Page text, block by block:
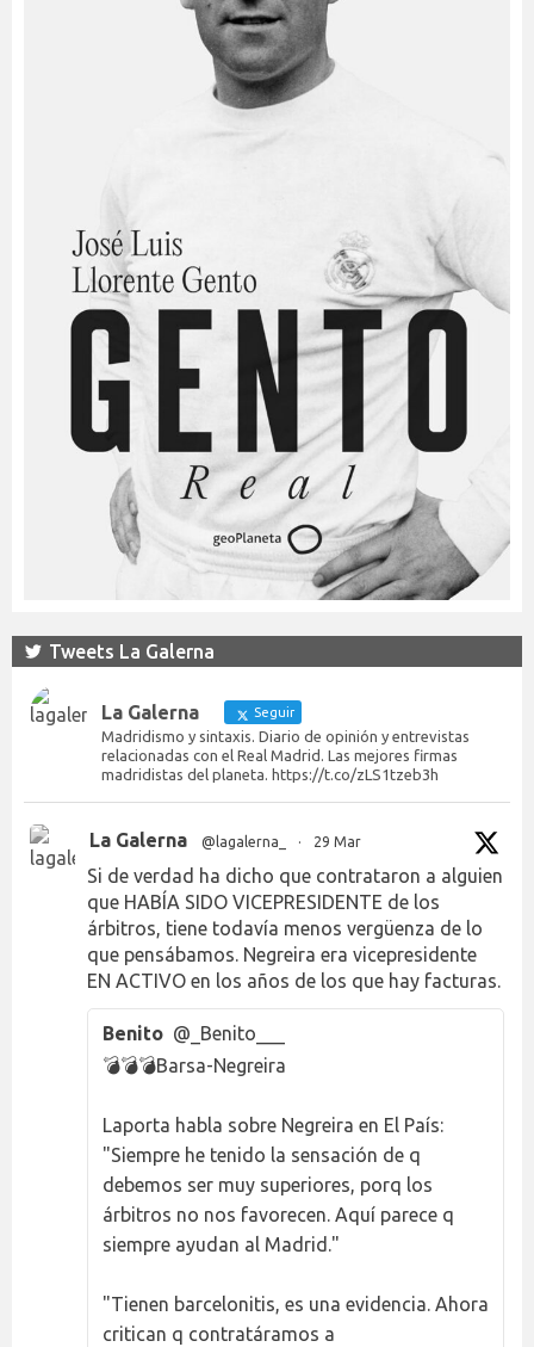
Tweets La Galerna
La Galerna Seguir
Madridismo y sintaxis. Diario de opinión y entrevistas
relacionadas con el Real Madrid. Las mejores firmas
madridistas del planeta. https://t.co/zLS1tzeb3h
La Galerna @lagalerna_ · 29 Mar
Si de verdad ha dicho que contrataron a alguien
que HABÍA SIDO VICEPRESIDENTE de los
árbitros, tiene todavía menos vergüenza de lo
que pensábamos. Negreira era vicepresidente
EN ACTIVO en los años de los que hay facturas.
Benito @_Benito___
💣💣💣Barsa-Negreira
Laporta habla sobre Negreira en El País:
"Siempre he tenido la sensación de q
debemos ser muy superiores, porq los
árbitros no nos favorecen. Aquí parece q
siempre ayudan al Madrid."
"Tienen barcelonitis, es una evidencia. Ahora
critican q contratáramos a